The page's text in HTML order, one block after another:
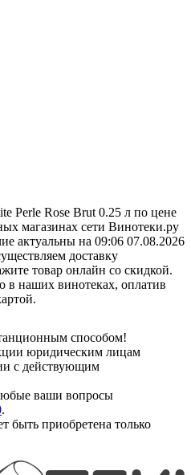
Perle Rose Brut 0.25 л по цене
магазинах сети Винотеки.ру
актуальны на 09:06 07.08.2026
доставку
товар онлайн со скидкой.
в наших винотеках, оплатив
способом!
юридическим лицам
с действующим
ваши вопросы
.
быть приобретена только